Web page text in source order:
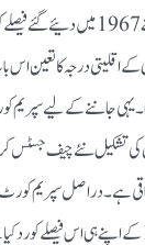
بنچ نے اکثریت سے
اقلیتی درجہ کا تعین اس
جاننے کے لیے
تشکیل نئے چیف جسٹس
ہے۔ دراصل سپریم
ہے کہ اس نے 1967کے اپنے ہی اس